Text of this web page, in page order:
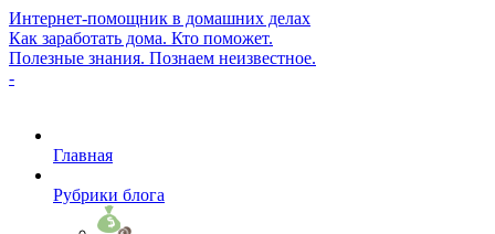
Интернет-помощник в домашних делах
Как заработать дома. Кто поможет.
Полезные знания. Познаем неизвестное.
-
Главная
Рубрики блога